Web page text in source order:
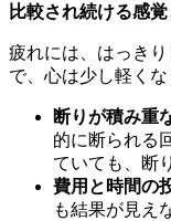
比較され続ける感
疲れには、はっき
で、心は少し軽くな
断りが積み重
的に断られる
ていても、断
費用と時間の
も結果が見え